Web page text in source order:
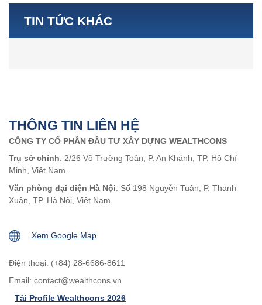
TIN TỨC KHÁC
THÔNG TIN LIÊN HỆ
CÔNG TY CỔ PHẦN ĐẦU TƯ XÂY DỰNG WEALTHCONS
Trụ sở chính: 2/26 Võ Trường Toản, P. An Khánh, TP. Hồ Chí
Minh, Việt Nam.
Văn phòng đại diện Hà Nội: Số 198 Nguyễn Tuân, P. Thanh
Xuân, TP. Hà Nội, Việt Nam.
Xem Google Map
Điện thoại: (+84) 28-6686-8611
Email: contact@wealthcons.vn
Tải Profile Wealthcons 2026